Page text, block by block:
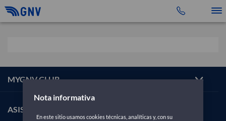
MYGNV CLUB
ASISTENCIA
Nota informativa
En este sitio usamos cookies técnicas, analíticas y, con su